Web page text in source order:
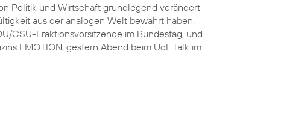
Politik und Wirtschaft grundlegend verändert,
aus der analogen Welt bewahrt haben.
CSU-Fraktionsvorsitzende im Bundestag, und
EMOTION, gestern Abend beim UdL Talk im